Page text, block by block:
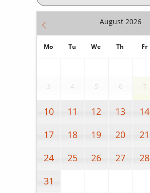
August 2026
Mo Tu We Th Fr
3 4 5 6 7
10
11 12 13 14
17
18 19 20 21
24
25 26 27 28
31